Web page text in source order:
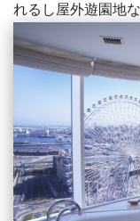
れるし屋外遊園地